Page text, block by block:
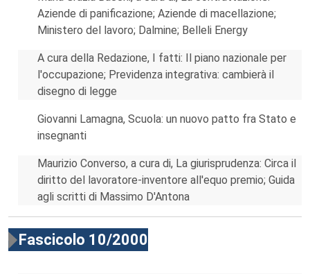
Aziende di panificazione; Aziende di macellazione;
Ministero del lavoro; Dalmine; Belleli Energy
A cura della Redazione, I fatti: Il piano nazionale per
l'occupazione; Previdenza integrativa: cambierà il
disegno di legge
Giovanni Lamagna, Scuola: un nuovo patto fra Stato e
insegnanti
Maurizio Converso, a cura di, La giurisprudenza: Circa il
diritto del lavoratore-inventore all'equo premio; Guida
agli scritti di Massimo D'Antona
Fascicolo 10/2000